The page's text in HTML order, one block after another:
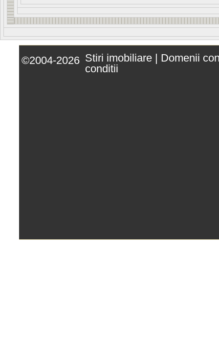
©2004-2026 Stiri imobiliare | Domenii
conditii